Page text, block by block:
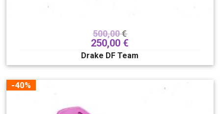
500,00€
250,00 €
Drake DF Team
-40%